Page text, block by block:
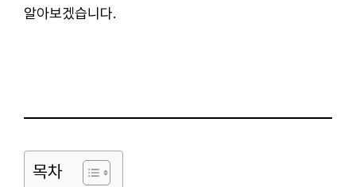
알아보겠습니다.
목차